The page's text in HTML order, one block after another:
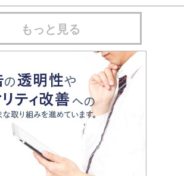
もっと見る